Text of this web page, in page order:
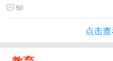
50
点击